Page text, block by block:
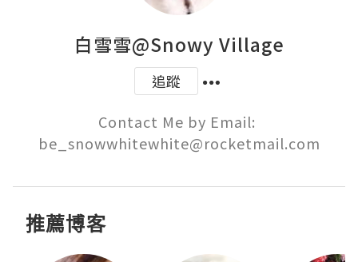
白雪雪@Snowy Village
追蹤
Contact Me by Email:
be_snowwhitewhite@rocketmail.com
推薦博客